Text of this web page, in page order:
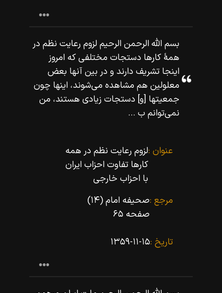
بسم اللّه‌ الرحمن الرحيم لزوم رعايت نظم در
همۀ كارها دستجات مختلفى كه امروز
اينجا تشريف دارند و در بين آنها بعض
معلولين هم مشاهده مى‌شوند، اينها چون
جمعيتها [و] دستجات زيادى هستند، من
نمى‌توانم ب ...
عنوان :لزوم رعایت نظم در همه
کارها تفاوت احزاب ایران
با احزاب خارجى
مرجع :صحیفه امام (۱۴)
صفحه ۶۵
تاریخ :۱۳۵۹-۱۱-۱۵